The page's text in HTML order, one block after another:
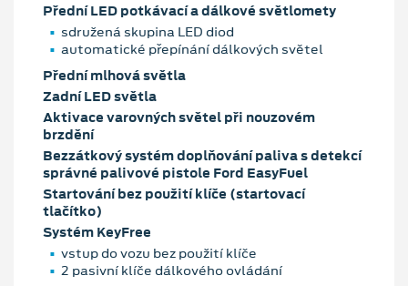
Přední LED potkávací a dálkové světlomety
sdružená skupina LED diod
automatické přepínání dálkových světel
Přední mlhová světla
Zadní LED světla
Aktivace varovných světel při nouzovém
brzdění
Bezzátkový systém doplňování paliva s detekcí
správné palivové pistole Ford EasyFuel
Startování bez použití klíče (startovací
tlačítko)
Systém KeyFree
vstup do vozu bez použití klíče
2 pasivní klíče dálkového ovládání